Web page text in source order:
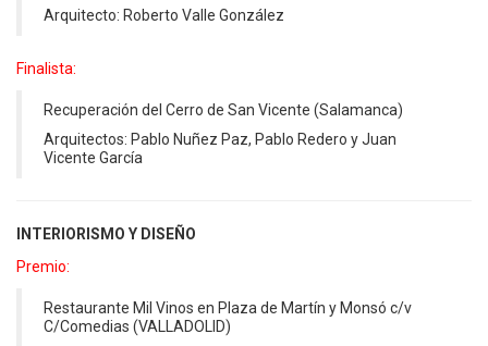
Arquitecto: Roberto Valle González
Finalista:
Recuperación del Cerro de San Vicente (Salamanca)
Arquitectos: Pablo Nuñez Paz, Pablo Redero y Juan
Vicente García
INTERIORISMO Y DISEÑO
Premio:
Restaurante Mil Vinos en Plaza de Martín y Monsó c/v
C/Comedias (VALLADOLID)